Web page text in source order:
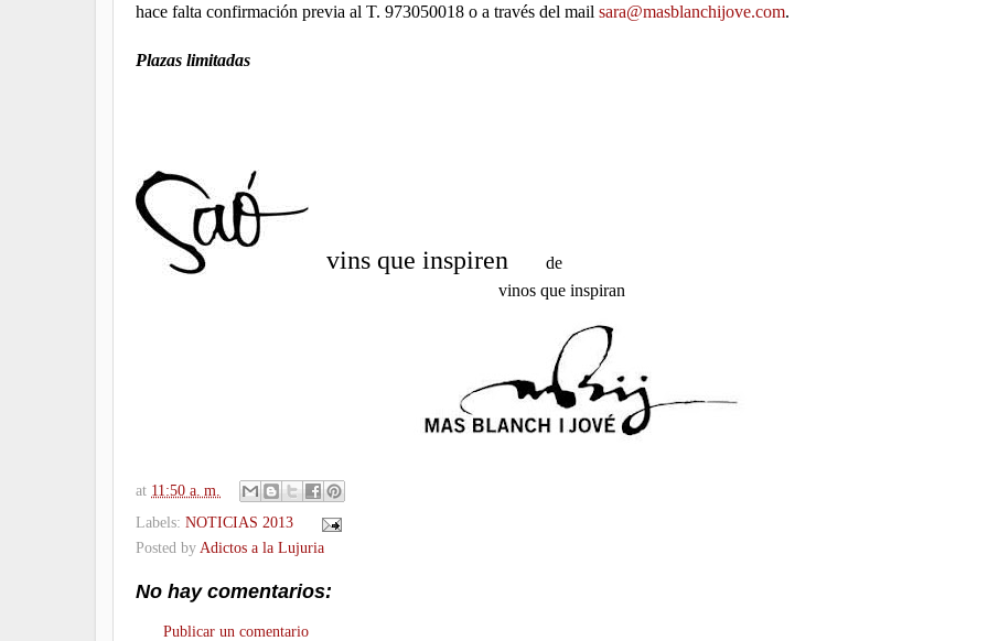
hace falta confirmación previa al T. 973050018 o a través del mail sara@masblanchijove.com.
Plazas limitadas
vins que inspiren
de
vinos que inspiran
at 11:50 a. m.
Labels: NOTICIAS 2013
Posted byAdictos a la Lujuria
No hay comentarios:
Publicar un comentario